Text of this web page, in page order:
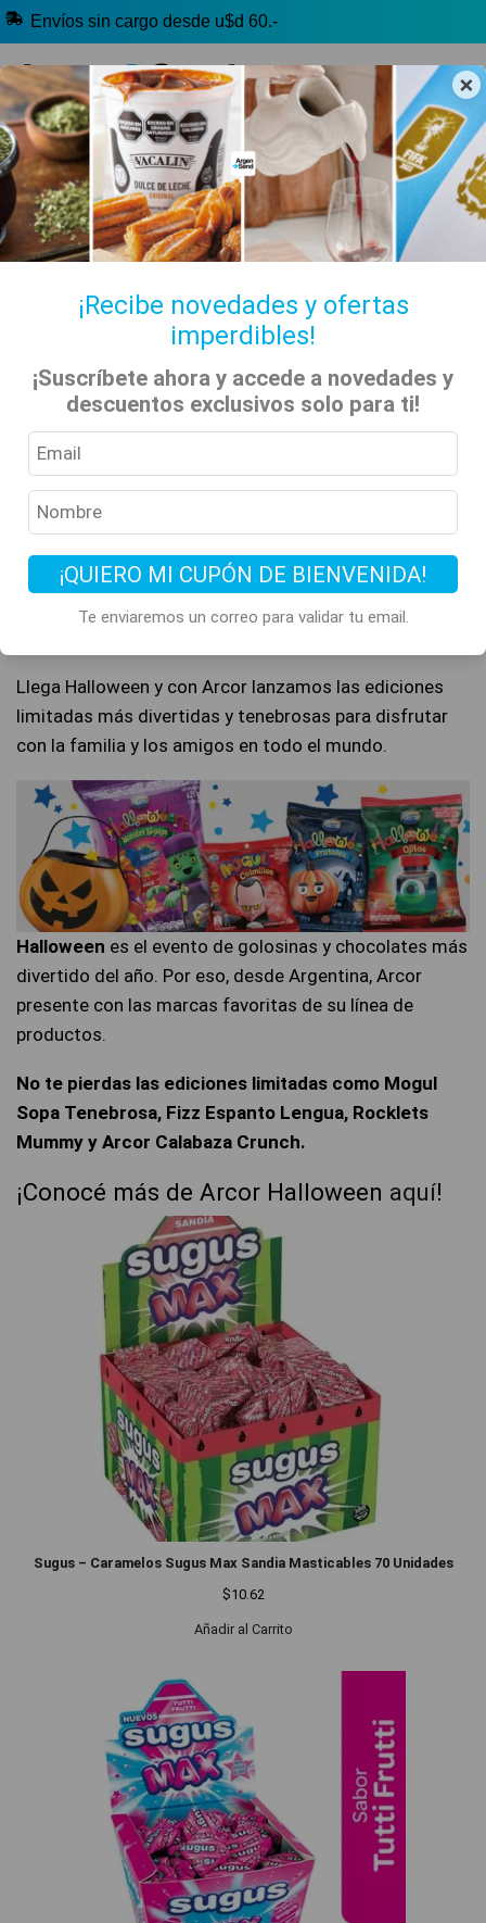
×
¡Recibe novedades y ofertas
imperdibles!
¡Suscríbete ahora y accede a novedades y
descuentos exclusivos solo para ti!
¡QUIERO MI CUPÓN DE BIENVENIDA!
Te enviaremos un correo para validar tu email.
Envíos sin cargo desde u$d 60.-
🧉 Clásicos argentinos 🏷️ Todas las categorías
Inicio Noticias Arcor Halloween
Llega Halloween y con Arcor lanzamos las ediciones
limitadas más divertidas y tenebrosas para disfrutar
con la familia y los amigos en todo el mundo.
Halloween es el evento de golosinas y chocolates más
divertido del año. Por eso, desde Argentina, Arcor
presente con las marcas favoritas de su línea de
productos.
No te pierdas las ediciones limitadas como Mogul
Sopa Tenebrosa, Fizz Espanto Lengua, Rocklets
Mummy y Arcor Calabaza Crunch.
¡Conocé más de Arcor Halloween aquí!
Sugus – Caramelos Sugus Max Sandia Masticables 70 Unidades
$10.62
Añadir al Carrito